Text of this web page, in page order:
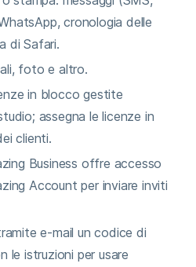
cronologia delle
di Safari.
foto e altro.
in blocco gestite
assegna le licenze in
clienti.
Business offre accesso
Account per inviare inviti
e-mail un codice di
le istruzioni per usare